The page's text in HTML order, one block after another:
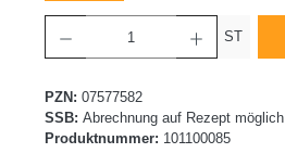
ST
PZN: 07577582
SSB: Abrechnung auf Rezept möglich
Produktnummer: 101100085